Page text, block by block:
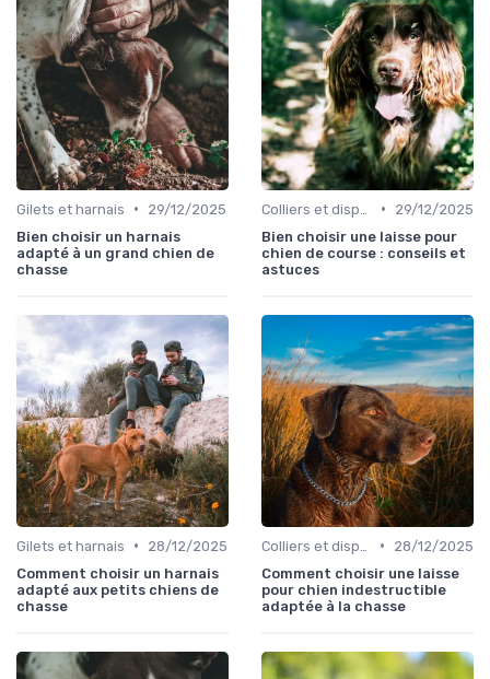
Gilets et harnais •
29/12/2025
Bien choisir un harnais
adapté à un grand chien de
chasse
•
29/12/2025
Bien choisir une laisse pour
chien de course : conseils et
astuces
Gilets et harnais •
28/12/2025
Comment choisir un harnais
adapté aux petits chiens de
chasse
•
28/12/2025
Comment choisir une laisse
pour chien indestructible
adaptée à la chasse